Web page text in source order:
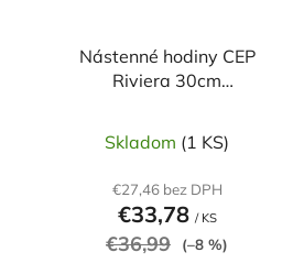
Nástenné hodiny CEP
Riviera 30cm
Skladom (1 KS)
€27,46 bez DPH
€33,78 / KS
€36,99 (–8 %)